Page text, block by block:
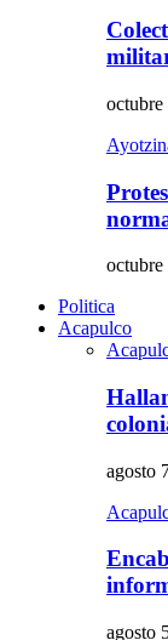
Politica
Acapulco
agosto
agosto